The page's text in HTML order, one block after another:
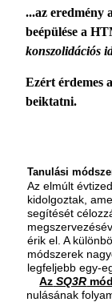
...az eredmény
beépülése a
konszolidációs
Ezért érdemes
beiktatni.
Tanulási
Az elmúlt
kidolgoztak,
segítését
érik el. A
módszerek
legfeljebb egy-
Az SQ3R
nulásának